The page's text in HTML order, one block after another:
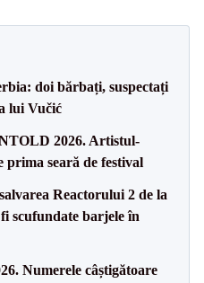
doi bărbați, suspectați
lui Vučić
2026. Artistul-
prima seară de festival
Reactorului 2 de la
scufundate barjele în
Numerele câștigătoare